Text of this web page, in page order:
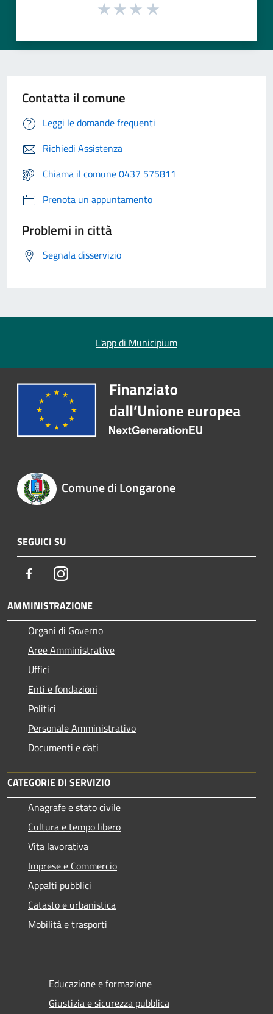
Contatta il comune
Leggi le domande frequenti
Richiedi Assistenza
Chiama il comune 0437 575811
Prenota un appuntamento
Problemi in città
Segnala disservizio
L'app di Municipium
Comune di Longarone
SEGUICI SU
FacebookInstagram
AMMINISTRAZIONE
Organi di Governo
Aree Amministrative
Uffici
Enti e fondazioni
Politici
Personale Amministrativo
Documenti e dati
CATEGORIE DI SERVIZIO
Anagrafe e stato civile
Cultura e tempo libero
Vita lavorativa
Imprese e Commercio
Appalti pubblici
Catasto e urbanistica
Mobilità e trasporti
Educazione e formazione
Giustizia e sicurezza pubblica